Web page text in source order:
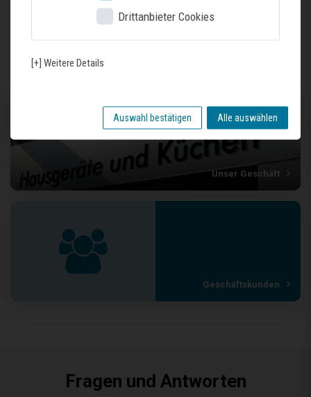
*inkl. ges. MwSt. zzgl.Versandkosten
Unser Geschäft
Geschäftskunden
Fragen und Antworten
Drittanbieter Cookies
[+] Weitere Details
Auswahl bestätigen Alle auswählen